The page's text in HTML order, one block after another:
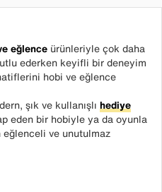
eğlence ürünleriyle çok daha
ederken keyifli bir deneyim
hobi ve eğlence
şık ve kullanışlı hediye
eden bir hobiyle ya da oyunla
eğlenceli ve unutulmaz